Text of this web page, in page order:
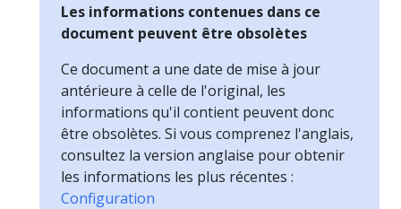
Les informations contenues dans ce
document peuvent être obsolètes
Ce document a une date de mise à jour
antérieure à celle de l'original, les
informations qu'il contient peuvent donc
être obsolètes. Si vous comprenez l'anglais,
consultez la version anglaise pour obtenir
les informations les plus récentes :
Configuration